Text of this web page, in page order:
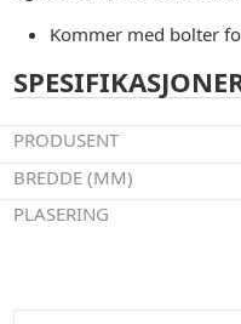
Kommer med bolter
PRODUSENT
BREDDE (MM)
PLASERING